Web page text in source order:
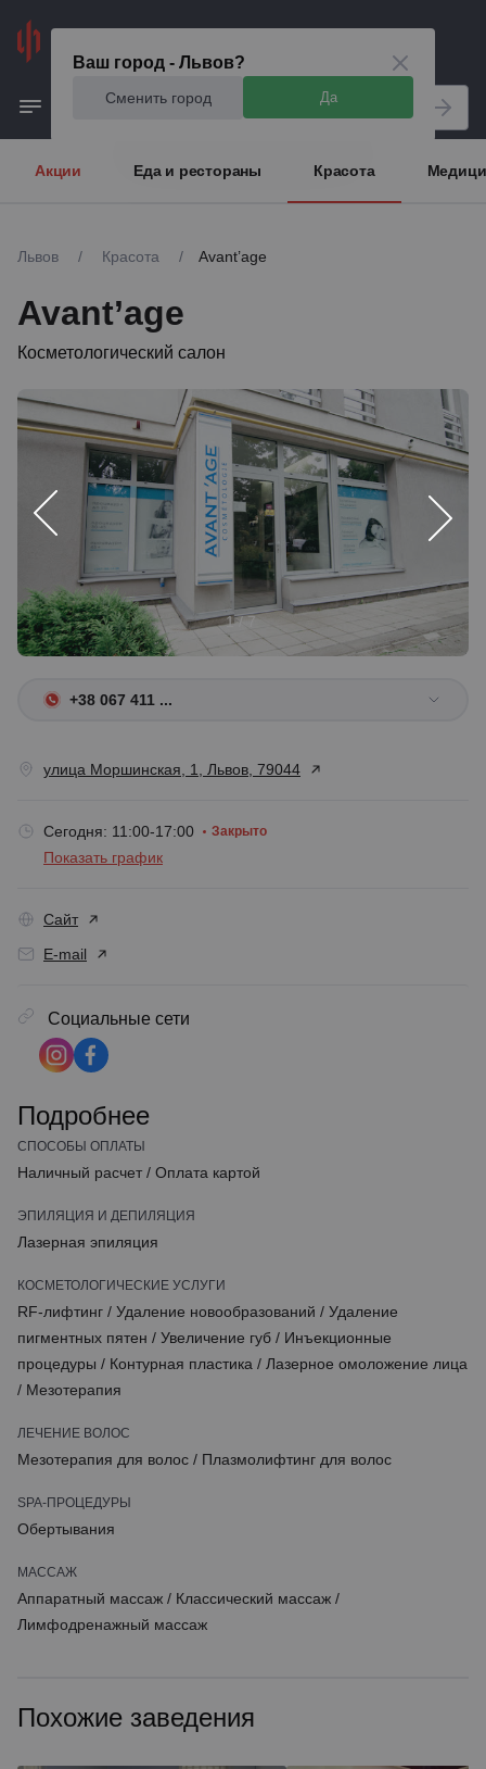
Ваш город - Львов?
Сменить город Да
Акции Еда и рестораны Красота
Львов / Красота / Avant’age
Avant’age
Косметологический салон
1 / 7
+38 067 411 ...
улица Моршинская, 1, Львов, 79044
Сегодня: 11:00-17:00 Закрыто
Показать график
Сайт
E-mail
Социальные сети
Подробнее
СПОСОБЫ ОПЛАТЫ
Наличный расчет / Оплата картой
ЭПИЛЯЦИЯ И ДЕПИЛЯЦИЯ
Лазерная эпиляция
КОСМЕТОЛОГИЧЕСКИЕ УСЛУГИ
RF-лифтинг / Удаление новообразований / Удаление
пигментных пятен / Увеличение губ / Инъекционные
процедуры / Контурная пластика / Лазерное омоложение лица
/ Мезотерапия
ЛЕЧЕНИЕ ВОЛОС
Мезотерапия для волос / Плазмолифтинг для волос
SPA-ПРОЦЕДУРЫ
Обертывания
МАССАЖ
Аппаратный массаж / Классический массаж /
Лимфодренажный массаж
Похожие заведения